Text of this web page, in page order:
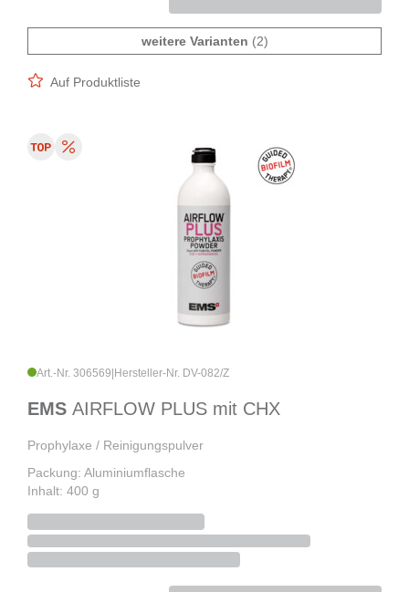
weitere Varianten (2)
Auf Produktliste
Art.-Nr. 306569 Hersteller-Nr. DV-082/Z
EMS AIRFLOW PLUS mit CHX
Prophylaxe / Reinigungspulver
Packung: Aluminiumflasche
Inhalt: 400 g